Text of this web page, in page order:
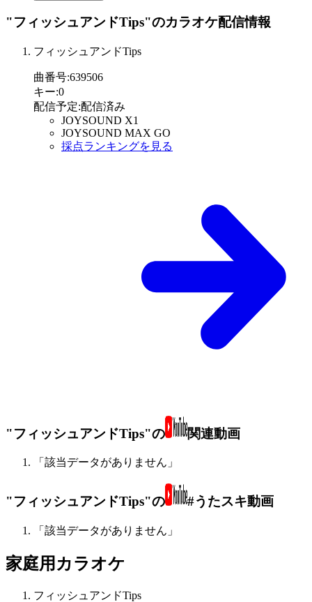
"フィッシュアンドTips"のカラオケ配信情報
フィッシュアンドTips
曲番号:639506
キー:0
配信予定:配信済み
JOYSOUND X1
JOYSOUND MAX GO
採点ランキングを見る
"フィッシュアンドTips"の 関連動画
「該当データがありません」
"フィッシュアンドTips"の #うたスキ動画
「該当データがありません」
家庭用カラオケ
フィッシュアンドTips